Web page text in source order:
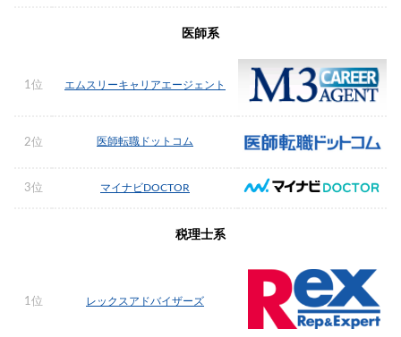
医師系
1位 エムスリーキャリアエージェント
2位 医師転職ドットコム
3位 マイナビDOCTOR
税理士系
1位 レックスアドバイザーズ